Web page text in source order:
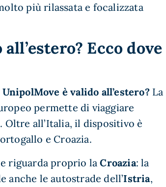
più rilassata e focalizzata
Ecco dove
UnipolMove è valido all’estero?La
permette di viaggiare
Oltre all’Italia, il dispositivo è
e Croazia.
riguarda proprio laCroazia: la
le autostrade dell’Istria,